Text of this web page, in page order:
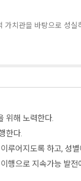
치관을 바탕으로 성
위해 노력한다.
한다.
루어지도록 하고, 성
행으로 지속가능 발전